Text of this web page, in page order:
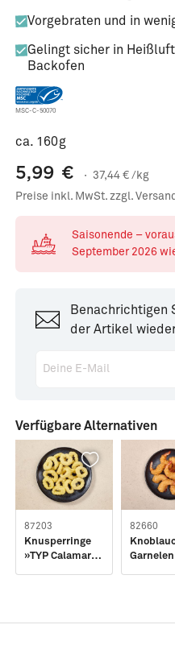
Vorgebraten und in
Gelingt sicher in
Backofen
MSC-C-50070
ca. 160g
5,99 € · 37,44€ /kg
Preise inkl. MwSt. zzgl.
Saisonende –
September 2026
Benachrichtigen
der Artikel
Verfügbare Alternativen
87203
Knusperringe
»TYP Calamares
82660
Garnelen